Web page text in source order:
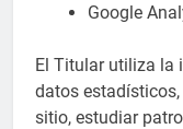
Google
El Titular utiliza la
datos
sitio, estudiar